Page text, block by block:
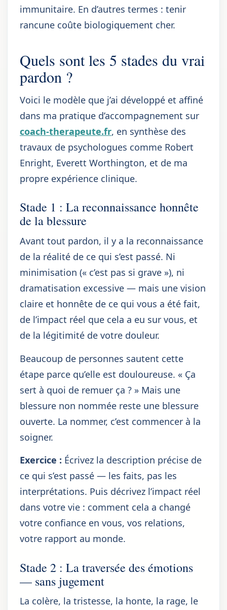
immunitaire. En d’autres termes : tenir
rancune coûte biologiquement cher.
Quels sont les 5 stades du vrai
pardon ?
Voici le modèle que j’ai développé et affiné
dans ma pratique d’accompagnement sur
coach-therapeute.fr, en synthèse des
travaux de psychologues comme Robert
Enright, Everett Worthington, et de ma
propre expérience clinique.
Stade 1 : La reconnaissance honnête
de la blessure
Avant tout pardon, il y a la reconnaissance
de la réalité de ce qui s’est passé. Ni
minimisation (« c’est pas si grave »), ni
dramatisation excessive — mais une vision
claire et honnête de ce qui vous a été fait,
de l’impact réel que cela a eu sur vous, et
de la légitimité de votre douleur.
Beaucoup de personnes sautent cette
étape parce qu’elle est douloureuse. « Ça
sert à quoi de remuer ça ? » Mais une
blessure non nommée reste une blessure
ouverte. La nommer, c’est commencer à la
soigner.
Exercice : Écrivez la description précise de
ce qui s’est passé — les faits, pas les
interprétations. Puis décrivez l’impact réel
dans votre vie : comment cela a changé
votre confiance en vous, vos relations,
votre rapport au monde.
Stade 2 : La traversée des émotions
— sans jugement
La colère, la tristesse, la honte, la rage, le